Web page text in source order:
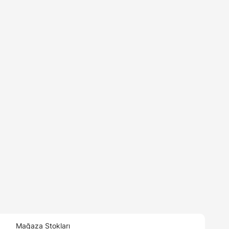
Mağaza Stokları